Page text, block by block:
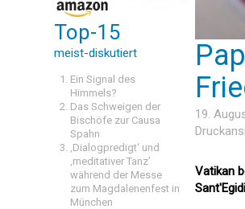
Top-15
meist-diskutiert
Ein Signal des
Himmels?
Das Schweigen der
Bischöfe zur Causa
Spahn
‚Dialogpredigt‘ und
‚meditativer Tanz’
während der Messe
zum Magdalenenfest in
München
19.
Vatikan